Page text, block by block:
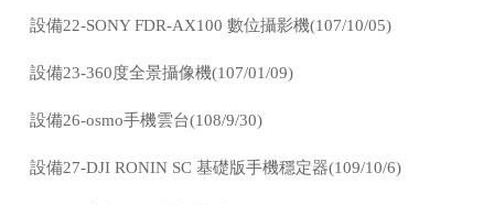
設備22-SONY FDR-AX100 數位攝影機(107/10/05)
設備23-360度全景攝像機(107/01/09)
設備26-osmo手機雲台(108/9/30)
設備27-DJI RONIN SC 基礎版手機穩定器(109/10/6)